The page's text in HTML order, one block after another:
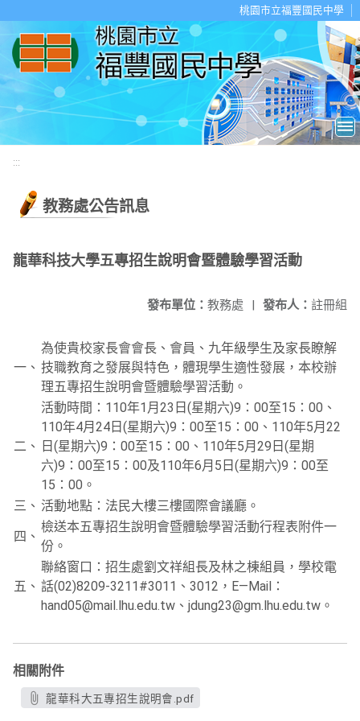
桃園市立福豐國民中學
:::
教務處公告訊息
龍華科技大學五專招生說明會暨體驗學習活動
發布人： 註冊組
發布單位： 教務處 |
一、
為使貴校家長會會長、會員、九年級學生及家長瞭解
技職教育之發展與特色，體現學生適性發展，本校辦
理五專招生說明會暨體驗學習活動。
二、
活動時間：110年1月23日(星期六)9：00至15：00、
110年4月24日(星期六)9：00至15：00、110年5月22
日(星期六)9：00至15：00、110年5月29日(星期
六)9：00至15：00及110年6月5日(星期六)9：00至
15：00。
三、 活動地點：法民大樓三樓國際會議廳。
四、
檢送本五專招生說明會暨體驗學習活動行程表附件一
份。
五、
聯絡窗口：招生處劉文祥組長及林之棟組員，學校電
話(02)8209-3211#3011、3012，E—Mail：
hand05@mail.lhu.edu.tw、jdung23@gm.lhu.edu.tw。
相關附件
龍華科大五專招生說明會.pdf